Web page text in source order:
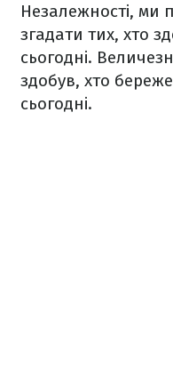
Незалежності, ми
згадати тих, хто
сьогодні.
здобув, хто
сьогодні.